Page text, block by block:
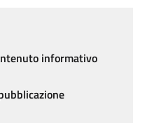
informativo